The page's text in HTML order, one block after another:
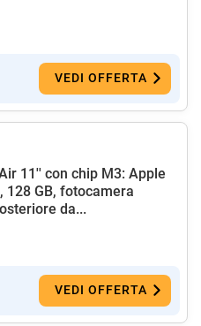
VEDI OFFERTA
11'' con chip M3: Apple
128 GB, fotocamera
da...
VEDI OFFERTA